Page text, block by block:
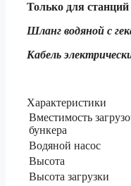
Только для
Шланг водяной с
Кабель
Характеристики
Вместимость
бункера
Водяной насос
Высота
Высота загрузки